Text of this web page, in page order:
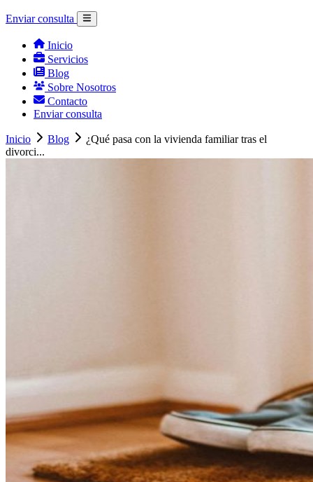
Enviar consulta
Inicio
Servicios
Blog
Sobre Nosotros
Contacto
Enviar consulta
Inicio Blog
¿Qué pasa con la vivienda familiar tras el
divorci...